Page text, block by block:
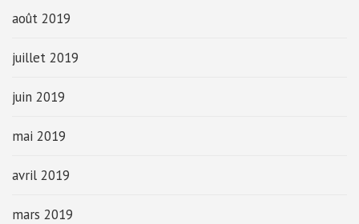
août 2019
juillet 2019
juin 2019
mai 2019
avril 2019
mars 2019